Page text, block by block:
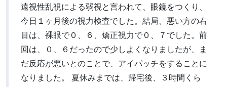
遠視性乱視による弱視と言われて、眼鏡をつくり、
今日１ヶ月後の視力検査でした。結局、悪い方の右
目は、裸眼で０、６、矯正視力で０、７でした。前
回は、０、６だったので少しよくなりましたが、ま
だ反応が悪いとのことで、アイパッチをすることに
なりました。 夏休みまでは、帰宅後、３時間くら